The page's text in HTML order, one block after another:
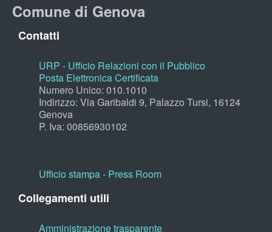
Comune di Genova
Contatti
URP - Ufficio Relazioni con il Pubblico
Posta Elettronica Certificata
Numero Unico: 010.1010
Indirizzo: Via Garibaldi 9, Palazzo Tursi, 16124
Genova
P. Iva: 00856930102
Ufficio stampa - Press Room
Collegamenti utili
Amministrazione trasparente